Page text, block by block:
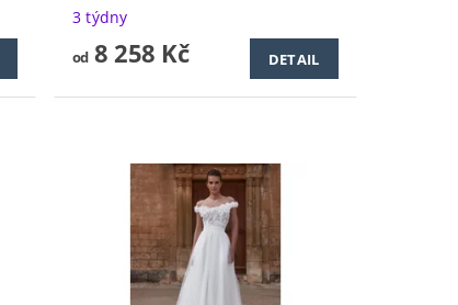
3 týdny
od8 258 Kč DETAIL